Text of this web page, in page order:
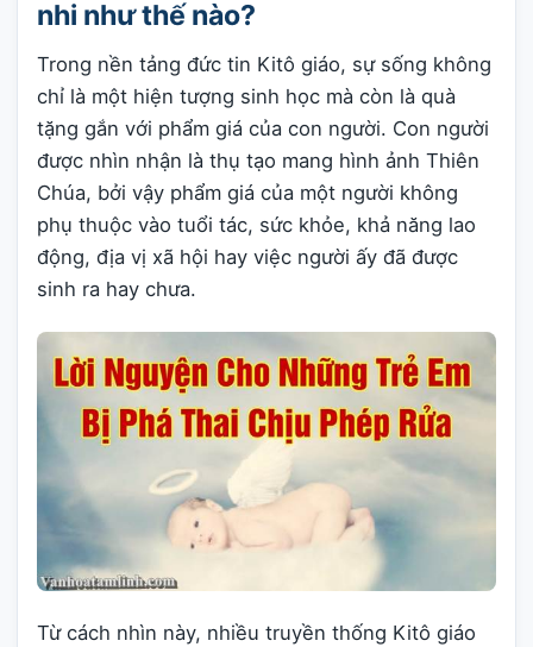
nhi như thế nào?
Trong nền tảng đức tin Kitô giáo, sự sống không
chỉ là một hiện tượng sinh học mà còn là quà
tặng gắn với phẩm giá của con người. Con người
được nhìn nhận là thụ tạo mang hình ảnh Thiên
Chúa, bởi vậy phẩm giá của một người không
phụ thuộc vào tuổi tác, sức khỏe, khả năng lao
động, địa vị xã hội hay việc người ấy đã được
sinh ra hay chưa.
Từ cách nhìn này, nhiều truyền thống Kitô giáo